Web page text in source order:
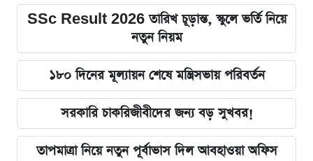
SSc Result 2026 তারিখ চূড়ান্ত, স্কুলে ভর্তি নিয়ে
নতুন নিয়ম
১৮০ দিনের মূল্যায়ন শেষে মন্ত্রিসভায় পরিবর্তন
সরকারি চাকরিজীবীদের জন্য বড় সুখবর!
তাপমাত্রা নিয়ে নতুন পূর্বাভাস দিল আবহাওয়া অফিস